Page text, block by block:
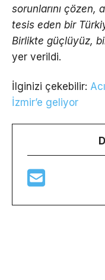
sorunlarını çözen,
tesis eden bir
Birlikte güçlüyüz,
yer verildi.
İlginizi çekebilir:
İzmir’e geliyor